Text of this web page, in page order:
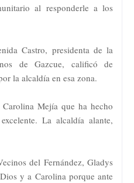
al responderle a los
Castro, presidenta de la
de Gazcue, calificó de
la alcaldía en esa zona.
Carolina Mejía que ha hecho
La alcaldía alante,
del Fernández, Gladys
y a Carolina porque ante